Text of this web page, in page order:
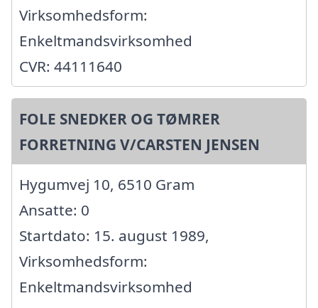
Virksomhedsform:
Enkeltmandsvirksomhed
CVR: 44111640
FOLE SNEDKER OG TØMRER
FORRETNING V/CARSTEN JENSEN
Hygumvej 10, 6510 Gram
Ansatte: 0
Startdato: 15. august 1989,
Virksomhedsform:
Enkeltmandsvirksomhed